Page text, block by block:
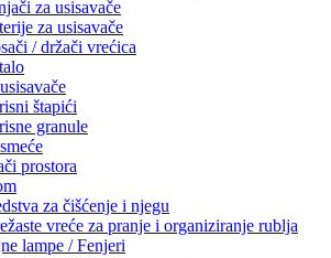
za usisavače
za usisavače
/ držači vrećica
štapići
granule
prostora
za čišćenje i njegu
vreće za pranje i organiziranje rublja
lampe / Fenjeri